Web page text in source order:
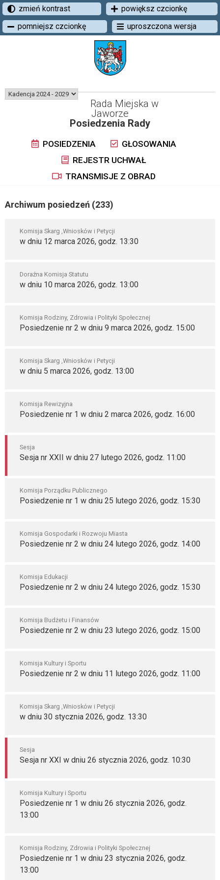
zmień kontrast
powiększ czcionkę
pomniejsz czcionkę
uproszczona wersja
Rada Miejska w
Jaworze
Posiedzenia Rady
POSIEDZENIA
GŁOSOWANIA
REJESTR UCHWAŁ
TRANSMISJE Z OBRAD
Archiwum posiedzeń (233)
Komisja Skarg ,Wniosków i Petycji
w dniu 12 marca 2026, godz. 13:30
Doraźna Komisja Statutu
w dniu 10 marca 2026, godz. 13:00
Komisja Rodziny, Zdrowia i Polityki Społecznej
Posiedzenie nr 2 w dniu 9 marca 2026, godz. 15:00
Komisja Skarg ,Wniosków i Petycji
w dniu 5 marca 2026, godz. 13:00
Komisja Rewizyjna
Posiedzenie nr 1 w dniu 2 marca 2026, godz. 16:00
Sesja
Sesja nr XXII w dniu 27 lutego 2026, godz. 11:00
Komisja Porządku Publicznego
Posiedzenie nr 1 w dniu 25 lutego 2026, godz. 15:30
Komisja Gospodarki i Rozwoju Miasta
Posiedzenie nr 2 w dniu 24 lutego 2026, godz. 14:00
Komisja Edukacji
Posiedzenie nr 2 w dniu 24 lutego 2026, godz. 15:30
Komisja Budżetu i Finansów
Posiedzenie nr 2 w dniu 23 lutego 2026, godz. 15:00
Komisja Kultury i Sportu
Posiedzenie nr 2 w dniu 11 lutego 2026, godz. 11:00
Komisja Skarg ,Wniosków i Petycji
w dniu 30 stycznia 2026, godz. 13:30
Sesja
Sesja nr XXI w dniu 26 stycznia 2026, godz. 10:30
Komisja Kultury i Sportu
Posiedzenie nr 1 w dniu 26 stycznia 2026, godz.
13:00
Komisja Rodziny, Zdrowia i Polityki Społecznej
Posiedzenie nr 1 w dniu 23 stycznia 2026, godz.
13:00